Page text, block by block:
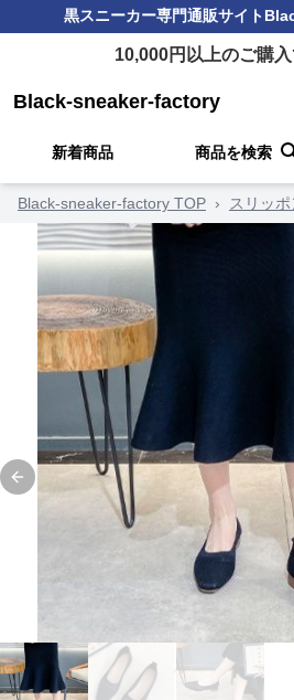
黒スニーカー専門通販サイト
10,000円以上のご購
Black-sneaker-factory
新着商品 商品を検索
Black-sneaker-factory TOP › スリッ
Previous slide